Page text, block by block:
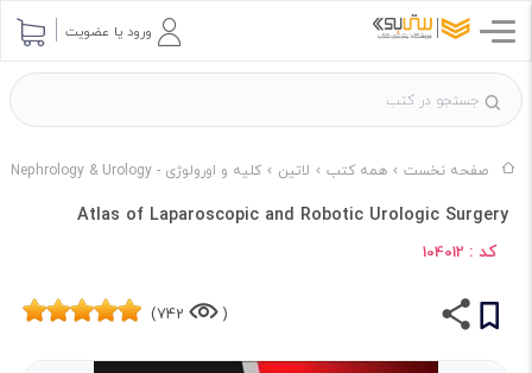
ورود یا عضویت
صفحه نخست همه کتب لاتین کلیه و اورولوژی - Nephrology & Urology
Atlas of Laparoscopic and Robotic Urologic Surgery
کد : 104012
(
742)